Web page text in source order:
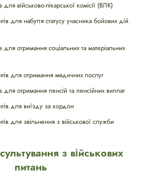
для військово-лікарської комісії (ВЛК)
для набуття статусу учасника бойових дій
для отримання соціальних та матеріальних
для отримання медичних послуг
для отримання пенсій та пенсійних виплат
для виїзду за кордон
для звільнення з військової служби
з військових
питань